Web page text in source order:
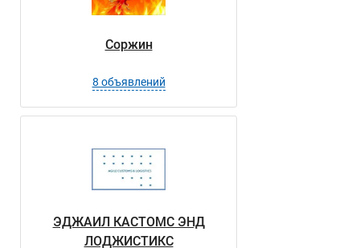
Соржин
8 объявлений
ЭДЖАИЛ КАСТОМС ЭНД
ЛОДЖИСТИКС